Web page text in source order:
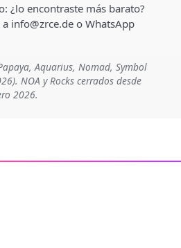
¿lo encontraste más barato?
info@zrce.de o WhatsApp
Aquarius, Nomad, Symbol
NOA y Rocks cerrados desde
2026.